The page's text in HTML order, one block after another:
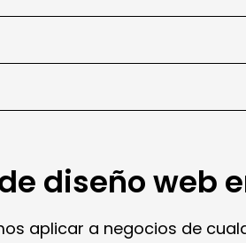
diseño web
aplicar a negocios de